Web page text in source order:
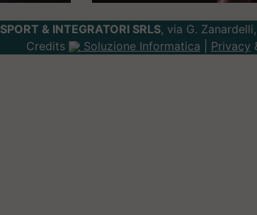
SPORT & INTEGRATORI SRLS, via G.
Credits
Soluzione Informatica Privacy